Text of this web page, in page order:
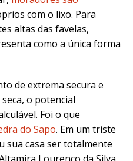
com o lixo. Para
altas das favelas,
como a única forma
de extrema secura e
o potencial
Foi o que
do Sapo. Em um triste
sua casa ser totalmente